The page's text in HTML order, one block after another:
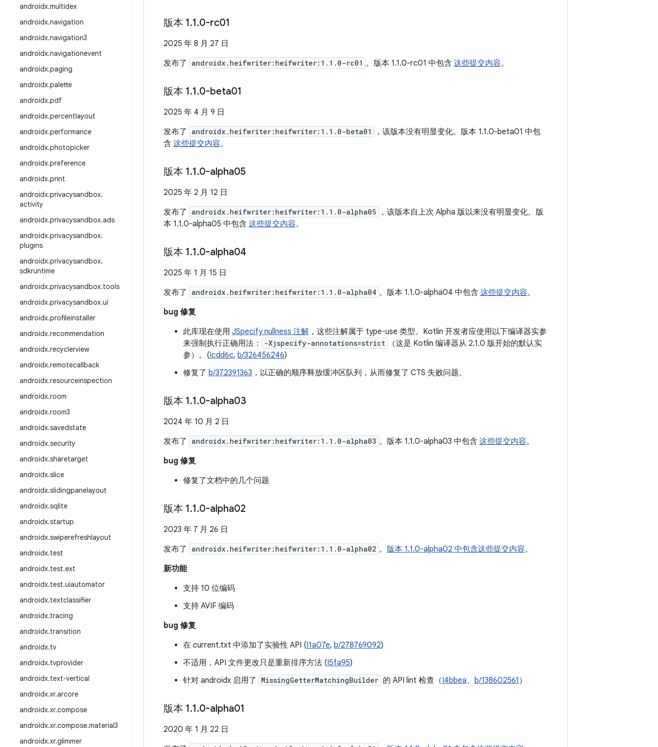
androidx.multidex
androidx.navigation
androidx.navigation3
androidx.navigationevent
androidx.paging
androidx.palette
androidx.pdf
androidx.percentlayout
androidx.performance
androidx.photopicker
androidx.preference
androidx.print
androidx.privacysandbox.
activity
androidx.privacysandbox.ads
androidx.privacysandbox.
plugins
androidx.privacysandbox.
sdkruntime
androidx.privacysandbox.tools
androidx.privacysandbox.ui
androidx.profileinstaller
androidx.recommendation
androidx.recyclerview
androidx.remotecallback
androidx.resourceinspection
androidx.room
androidx.room3
androidx.savedstate
androidx.security
androidx.sharetarget
androidx.slice
androidx.slidingpanelayout
androidx.sqlite
androidx.startup
androidx.swiperefreshlayout
androidx.test
androidx.test.ext
androidx.test.uiautomator
androidx.textclassifier
androidx.tracing
androidx.transition
androidx.tv
androidx.tvprovider
androidx.text-vertical
androidx.xr.arcore
androidx.xr.compose
androidx.xr.compose.material3
androidx.xr.glimmer
版本 1.1.0-rc01
2025 年 8 月 27 日
发布了
androidx.heifwriter:heifwriter:1.1.0-rc01 。版本 1.1.0-rc01 中包含 这些提交内容。
版本 1.1.0-beta01
2025 年 4 月 9 日
发布了
androidx.heifwriter:heifwriter:1.1.0-beta01
，该版本没有明显变化。版本 1.1.0-beta01 中包
含 这些提交内容。
版本 1.1.0-alpha05
2025 年 2 月 12 日
发布了
androidx.heifwriter:heifwriter:1.1.0-alpha05
，该版本自上次 Alpha 版以来没有明显变化。版
本 1.1.0-alpha05 中包含 这些提交内容。
版本 1.1.0-alpha04
2025 年 1 月 15 日
发布了
androidx.heifwriter:heifwriter:1.1.0-alpha04 。版本 1.1.0-alpha04 中包含 这些提交内容。
bug 修复
此库现在使用 JSpecify nullness 注解 ，这些注解属于 type-use 类型。Kotlin 开发者应使用以下编译器实参
来强制执行正确用法：
-Xjspecify-annotations=strict
（这是 Kotlin 编译器从 2.1.0 版开始的默认实
参）。(Icdd6c, b/326456246)
修复了 b/372391363 ，以正确的顺序释放缓冲区队列，从而修复了 CTS 失败问题。
版本 1.1.0-alpha03
2024 年 10 月 2 日
发布了
androidx.heifwriter:heifwriter:1.1.0-alpha03 。版本 1.1.0-alpha03 中包含 这些提交内容。
bug 修复
修复了文档中的几个问题
版本 1.1.0-alpha02
2023 年 7 月 26 日
发布了
androidx.heifwriter:heifwriter:1.1.0-alpha02 。 版本 1.1.0-alpha02 中包含这些提交内容。
新功能
支持 10 位编码
支持 AVIF 编码
bug 修复
在 current.txt 中添加了实验性 API (I1a07e, b/278769092)
不适用，API 文件更改只是重新排序方法 (I5fa95)
针对 androidx 启用了
MissingGetterMatchingBuilder 的 API lint 检查（I4bbea、 b/138602561 ）
版本 1.1.0-alpha01
2020 年 1 月 22 日